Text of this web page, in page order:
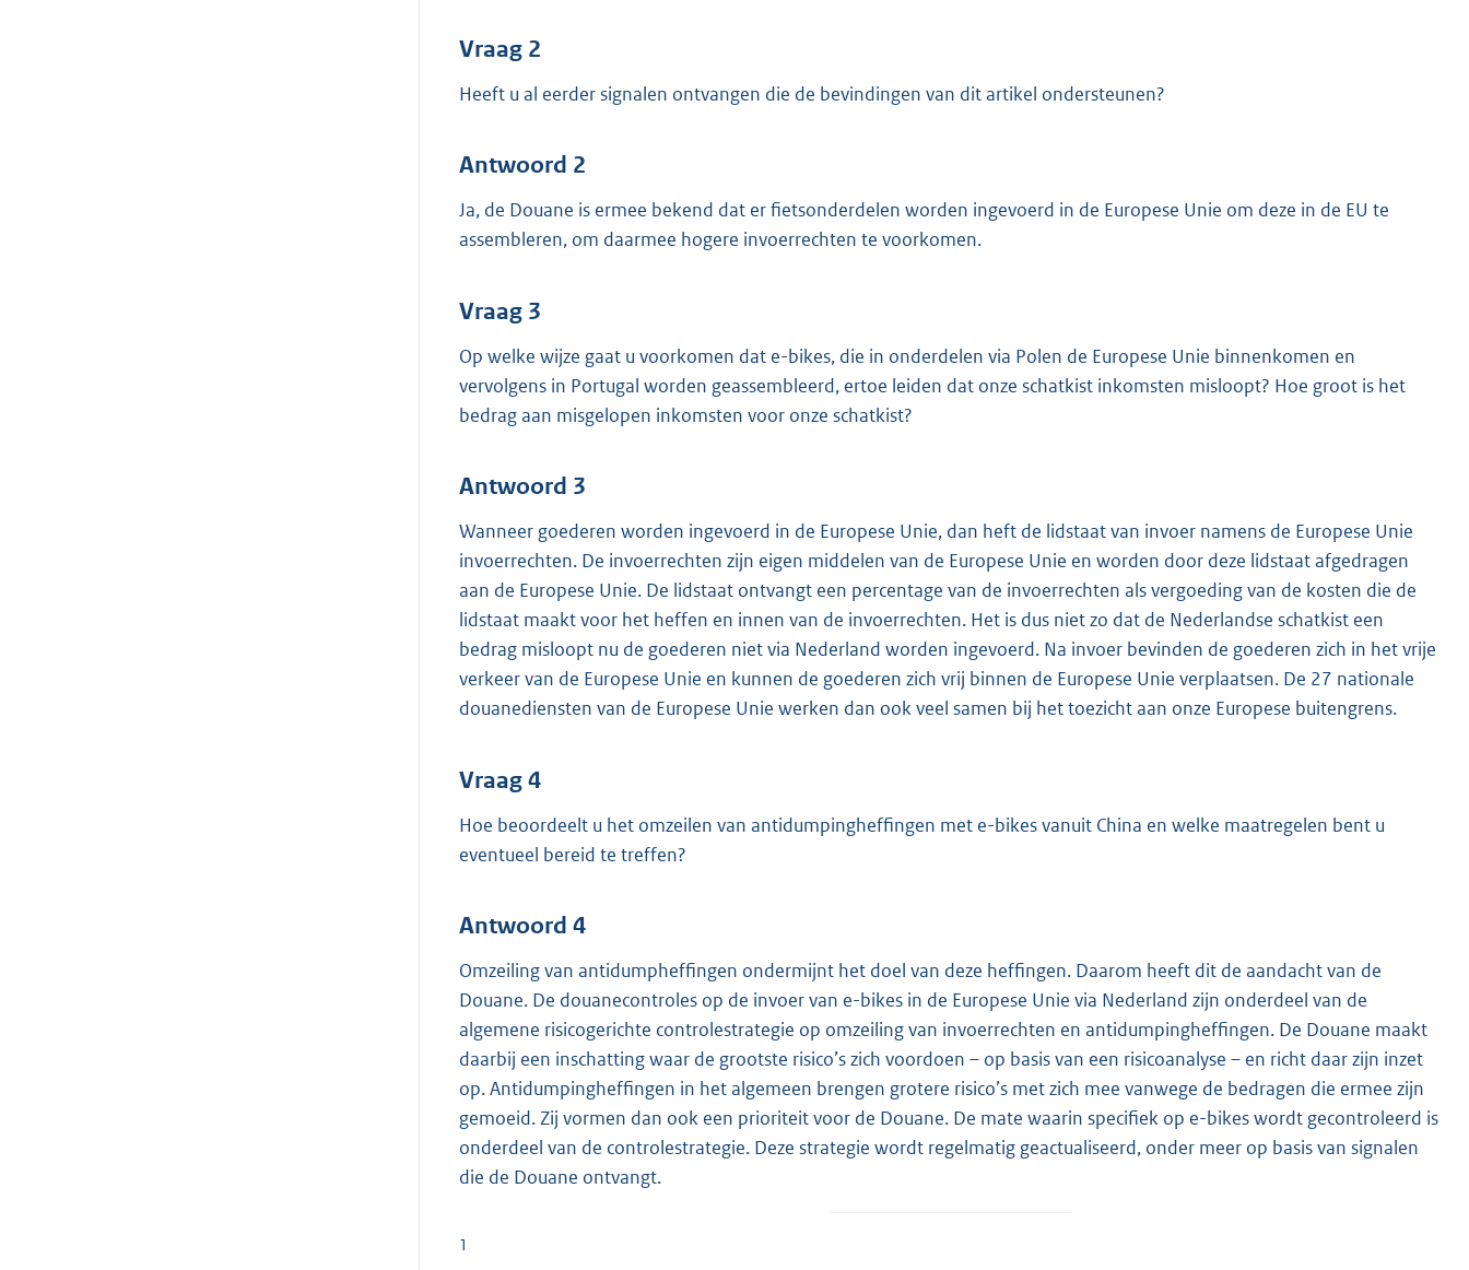
Vraag 2
Heeft u al eerder signalen ontvangen die de bevindingen van dit artikel ondersteunen?
Antwoord 2
Ja, de Douane is ermee bekend dat er fietsonderdelen worden ingevoerd in de Europese Unie om deze in de EU te
assembleren, om daarmee hogere invoerrechten te voorkomen.
Vraag 3
Op welke wijze gaat u voorkomen dat e-bikes, die in onderdelen via Polen de Europese Unie binnenkomen en
vervolgens in Portugal worden geassembleerd, ertoe leiden dat onze schatkist inkomsten misloopt? Hoe groot is het
bedrag aan misgelopen inkomsten voor onze schatkist?
Antwoord 3
Wanneer goederen worden ingevoerd in de Europese Unie, dan heft de lidstaat van invoer namens de Europese Unie
invoerrechten. De invoerrechten zijn eigen middelen van de Europese Unie en worden door deze lidstaat afgedragen
aan de Europese Unie. De lidstaat ontvangt een percentage van de invoerrechten als vergoeding van de kosten die de
lidstaat maakt voor het heffen en innen van de invoerrechten. Het is dus niet zo dat de Nederlandse schatkist een
bedrag misloopt nu de goederen niet via Nederland worden ingevoerd. Na invoer bevinden de goederen zich in het vrije
verkeer van de Europese Unie en kunnen de goederen zich vrij binnen de Europese Unie verplaatsen. De 27 nationale
douanediensten van de Europese Unie werken dan ook veel samen bij het toezicht aan onze Europese buitengrens.
Vraag 4
Hoe beoordeelt u het omzeilen van antidumpingheffingen met e-bikes vanuit China en welke maatregelen bent u
eventueel bereid te treffen?
Antwoord 4
Omzeiling van antidumpheffingen ondermijnt het doel van deze heffingen. Daarom heeft dit de aandacht van de
Douane. De douanecontroles op de invoer van e-bikes in de Europese Unie via Nederland zijn onderdeel van de
algemene risicogerichte controlestrategie op omzeiling van invoerrechten en antidumpingheffingen. De Douane maakt
daarbij een inschatting waar de grootste risico’s zich voordoen – op basis van een risicoanalyse – en richt daar zijn inzet
op. Antidumpingheffingen in het algemeen brengen grotere risico’s met zich mee vanwege de bedragen die ermee zijn
gemoeid. Zij vormen dan ook een prioriteit voor de Douane. De mate waarin specifiek op e-bikes wordt gecontroleerd is
onderdeel van de controlestrategie. Deze strategie wordt regelmatig geactualiseerd, onder meer op basis van signalen
die de Douane ontvangt.
1